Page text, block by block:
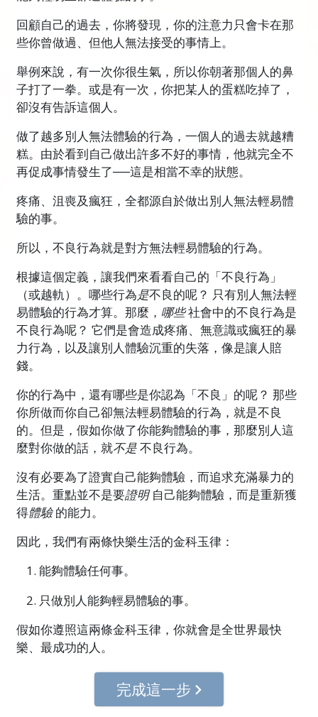
回顧自己的過去，你將發現，你的注意力只會卡在那
些你曾做過、但他人無法接受的事情上。
舉例來說，有一次你很生氣，所以你朝著那個人的鼻
子打了一拳。或是有一次，你把某人的蛋糕吃掉了，
卻沒有告訴這個人。
做了越多別人無法體驗的行為，一個人的過去就越糟
糕。由於看到自己做出許多不好的事情，他就完全不
再促成事情發生了──這是相當不幸的狀態。
疼痛、沮喪及瘋狂，全都源自於做出別人無法輕易體
驗的事。
所以，不良行為就是對方無法輕易體驗的行為。
根據這個定義，讓我們來看看自己的「不良行為」
（或越軌）。哪些行為是不良的呢？ 只有別人無法輕
易體驗的行為才算。那麼， 哪些社會中的不良行為是
不良行為呢？ 它們是會造成疼痛、無意識或瘋狂的暴
力行為，以及讓別人體驗沉重的失落，像是讓人賠
錢。
你的行為中，還有哪些是你認為「不良」的呢？ 那些
你所做而你自己卻無法輕易體驗的行為，就是不良
的。但是，假如你做了你能夠體驗的事，那麼別人這
麼對你做的話，就不是不良行為。
沒有必要為了證實自己能夠體驗，而追求充滿暴力的
生活。重點並不是要證明自己能夠體驗，而是重新獲
得體驗的能力。
因此，我們有兩條快樂生活的金科玉律：
能夠體驗任何事。
只做別人能夠輕易體驗的事。
假如你遵照這兩條金科玉律，你就會是全世界最快
樂、最成功的人。
完成這一步